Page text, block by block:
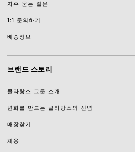
자주 묻는 질문
1:1 문의하기
배송정보
브랜드 스토리
클라랑스 그룹 소개
변화를 만드는 클라랑스의 신념
매장찾기
채용